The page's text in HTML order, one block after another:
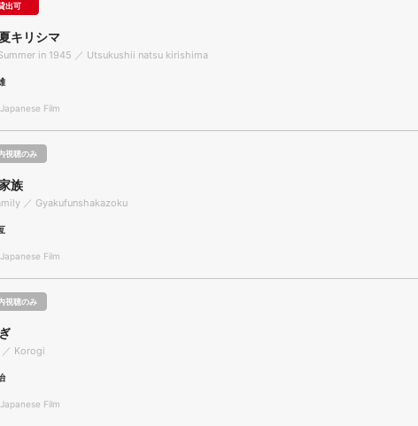
出可
キリシマ
in 1945 ／ Utsukushii natsu kirishima
Film
視聴のみ
族
／ Gyakufunshakazoku
Film
視聴のみ
Korogi
Film